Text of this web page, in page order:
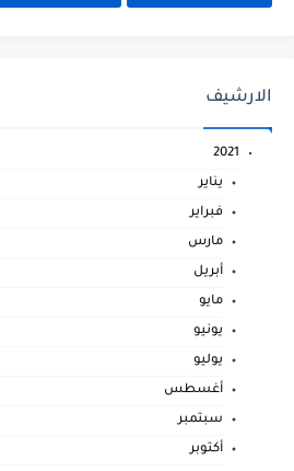
الارشيف
2021
يناير
فبراير
مارس
أبريل
مايو
يونيو
يوليو
أغسطس
سبتمبر
أكتوبر